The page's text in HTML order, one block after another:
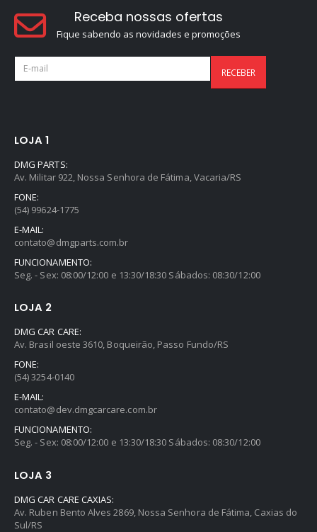
Receba nossas ofertas
Fique sabendo as novidades e promoções
LOJA 1
DMG PARTS:
Av. Militar 922, Nossa Senhora de Fátima, Vacaria/RS
FONE:
(54) 99624-1775
E-MAIL:
contato@dmgparts.com.br
FUNCIONAMENTO:
Seg. - Sex: 08:00/12:00 e 13:30/18:30 Sábados: 08:30/12:00
LOJA 2
DMG CAR CARE:
Av. Brasil oeste 3610, Boqueirão, Passo Fundo/RS
FONE:
(54) 3254-0140
E-MAIL:
contato@dev.dmgcarcare.com.br
FUNCIONAMENTO:
Seg. - Sex: 08:00/12:00 e 13:30/18:30 Sábados: 08:30/12:00
LOJA 3
DMG CAR CARE CAXIAS:
Av. Ruben Bento Alves 2869, Nossa Senhora de Fátima, Caxias do
Sul/RS